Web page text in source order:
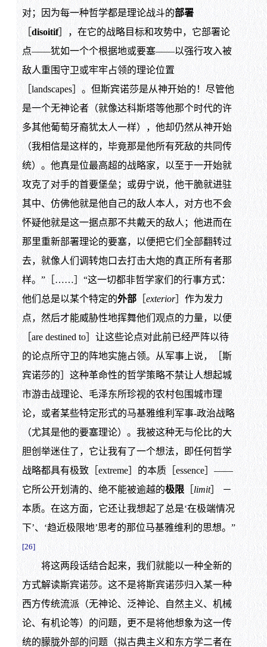
对；因为每一种哲学都是理论战斗的部署
disoitif］，在它的战略目标和攻势中，它部署论
点——犹如一个个根据地或要塞——以强行攻入被
敌人重围守卫或牢牢占领的理论位置
［landscapes］。但斯宾诺莎是从神开始的！尽管他
是一个无神论者（就像达科斯塔等他那个时代的许
多其他葡萄牙裔犹太人一样），他却仍然从神开始
（我相信是这样的，毕竟那是他所有死敌的共同传
统）。他真是位最高超的战略家，以至于一开始就
攻克了对手的首要堡垒；或毋宁说，他干脆就进驻
其中、仿佛他就是他自己的敌人本人，对方也不会
怀疑他就是这一据点那不共戴天的敌人；他进而在
那里重新部署理论的要塞，以便把它们全部翻转过
去，就像人们调转炮口去打击大炮的真正所有者那
样。”［……］“这一切都非哲学家们的行事方式：
他们总是以某个特定的外部［ exterior］作为发力
点，然后才能威胁性地挥舞他们观点的力量，以便
［are destined to］让这些论点对此前已经严阵以待
的论点所守卫的阵地实施占领。从军事上说，［斯
宾诺莎的］这种革命性的哲学策略不禁让人想起城
市游击战理论、毛泽东所珍视的农村包围城市理
论，或者某些特定形式的马基雅维利军事-政治战略
（尤其是他的要塞理论）。我被这种无与伦比的大
胆创举迷住了，它让我有了一个想法，即任何哲学
战略都具有极致［extreme］的本质［essence］——
它所公开划清的、绝不能被逾越的极限［ limit］ －
本质。在这方面，它还让我想起了总是‘在极端情况
下’、‘趋近极限地’思考的那位马基雅维利的思想。”
[26]
将这两段话结合起来，我们就能以一种全新的
方式解读斯宾诺莎。这不是将斯宾诺莎归入某一种
西方传统流派（无神论、泛神论、自然主义、机械
论、有机论等）的问题，更不是将他想象为这一传
统的朦胧外部的问题（拟古典主义和东方学二者在